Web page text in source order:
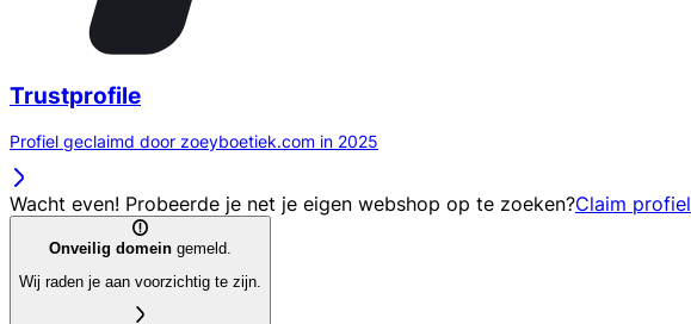
Trustprofile
Profiel geclaimd door zoeyboetiek.com in 2025
Wacht even! Probeerde je net je eigen webshop op te zoeken?Claim profiel
Onveilig domein gemeld.
Wij raden je aan voorzichtig te zijn.